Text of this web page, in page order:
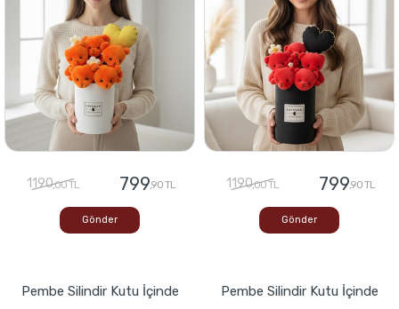
1190,00 TL 799,90 TL
Gönder
1190,00 TL 799,90 TL
Gönder
Pembe Silindir Kutu İçinde
Pembe Silindir Kutu İçinde